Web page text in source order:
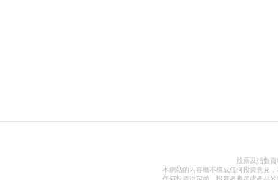
股票及指數
本網站的內容概不構成任何投資意見